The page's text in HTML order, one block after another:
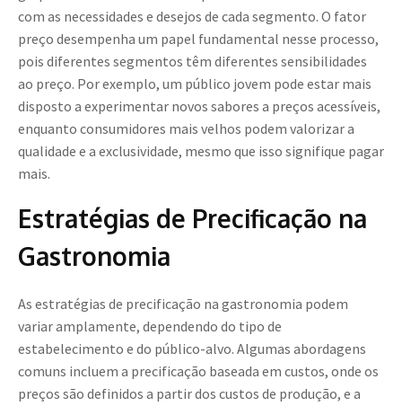
com as necessidades e desejos de cada segmento. O fator
preço desempenha um papel fundamental nesse processo,
pois diferentes segmentos têm diferentes sensibilidades
ao preço. Por exemplo, um público jovem pode estar mais
disposto a experimentar novos sabores a preços acessíveis,
enquanto consumidores mais velhos podem valorizar a
qualidade e a exclusividade, mesmo que isso signifique pagar
mais.
Estratégias de Precificação na
Gastronomia
As estratégias de precificação na gastronomia podem
variar amplamente, dependendo do tipo de
estabelecimento e do público-alvo. Algumas abordagens
comuns incluem a precificação baseada em custos, onde os
preços são definidos a partir dos custos de produção, e a